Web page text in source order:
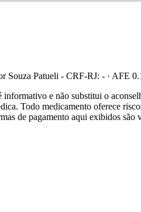
Patueli - CRF-RJ: - · AFE
e não substitui o
Todo medicamento oferece
de pagamento aqui exibidos